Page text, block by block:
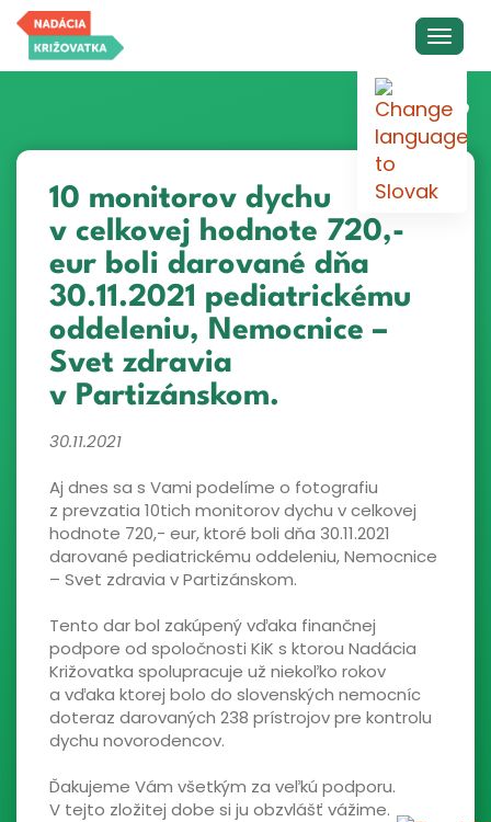
10 monitorov dychu
v celkovej hodnote 720,-
eur boli darované dňa
30.11.2021 pediatrickému
oddeleniu, Nemocnice –
Svet zdravia
v Partizánskom.
30.11.2021
Aj dnes sa s Vami podelíme o fotografiu
z prevzatia 10tich monitorov dychu v celkovej
hodnote 720,- eur, ktoré boli dňa 30.11.2021
darované pediatrickému oddeleniu, Nemocnice
– Svet zdravia v Partizánskom.
Tento dar bol zakúpený vďaka finančnej
podpore od spoločnosti KiK s ktorou Nadácia
Križovatka spolupracuje už niekoľko rokov
a vďaka ktorej bolo do slovenských nemocníc
doteraz darovaných 238 prístrojov pre kontrolu
dychu novorodencov.
Ďakujeme Vám všetkým za veľkú podporu.
V tejto zložitej dobe si ju obzvlášť vážime.